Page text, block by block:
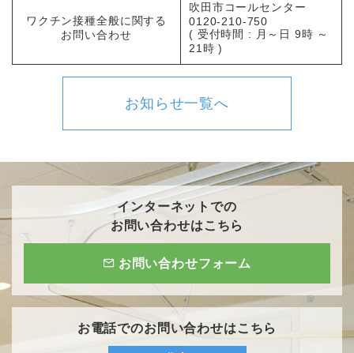
ワクチン接種全般に関する
お問い合わせ
吹田市コールセンター
0120-210-750
( 受付時間 : 月～日 9時 ～
21時 )
お知らせ一覧へ
インターネットでの
お問い合わせはこちら
お問い合わせフォーム
お電話でのお問い合わせはこちら